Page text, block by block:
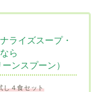
ライズスープ・
ら
ンスプーン）
し４食セット